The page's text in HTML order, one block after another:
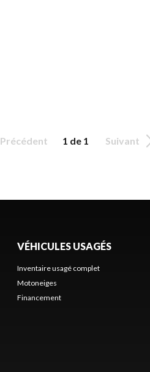
Précédent 1 de 1 Suivant
VÉHICULES USAGÉS
Inventaire usagé complet
Motoneiges
Financement